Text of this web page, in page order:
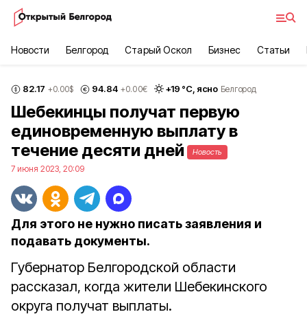
Новости Белгород Старый Оскол Бизнес Статьи
82.17 +0.00$ 94.84 +0.00€ +19 °С, ясно Белгород
Шебекинцы получат первую
единовременную выплату в
течение десяти дней
Новость
7 июня 2023, 20:09
Для этого не нужно писать заявления и
подавать документы.
Губернатор Белгородской области
рассказал, когда жители Шебекинского
округа получат выплаты.